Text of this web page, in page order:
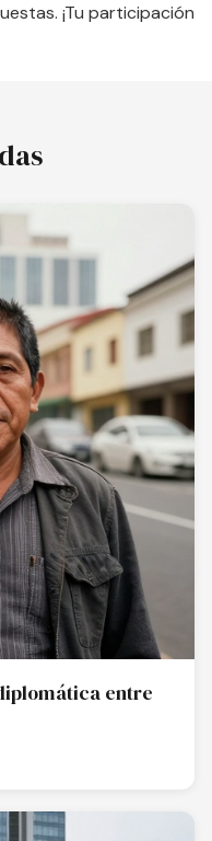
¡Tu participación
entre